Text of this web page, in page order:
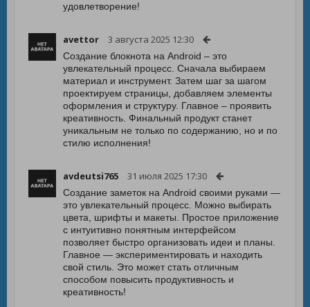
удовлетворение!
avettor 3 августа 2025 12:30
Создание блокнота на Android – это
увлекательный процесс. Сначала выбираем
материал и инструмент. Затем шаг за шагом
проектируем страницы, добавляем элементы
оформления и структуру. Главное – проявить
креативность. Финальный продукт станет
уникальным не только по содержанию, но и по
стилю исполнения!
avdeutsi765 31 июля 2025 17:30
Создание заметок на Android своими руками —
это увлекательный процесс. Можно выбирать
цвета, шрифты и макеты. Простое приложение
с интуитивно понятным интерфейсом
позволяет быстро организовать идеи и планы.
Главное — экспериментировать и находить
свой стиль. Это может стать отличным
способом повысить продуктивность и
креативность!